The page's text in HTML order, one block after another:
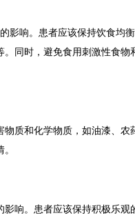
响。患者应该保持饮食均衡
同时，避免食用刺激性食
质和化学物质，如油漆、农
响。患者应该保持积极乐观